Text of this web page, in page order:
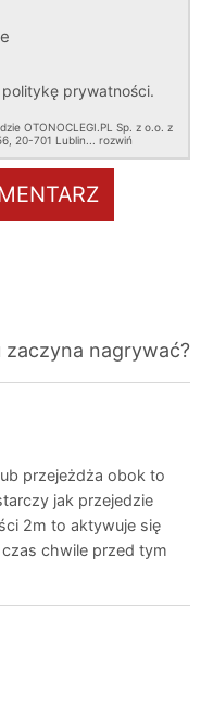
politykę prywatności.
OTONOCLEGI.PL Sp. z o.o. z
20-701 Lublin.
rozwiń
zaczyna nagrywać?
przejeżdża obok to
jak przejedzie
2m to aktywuje się
chwile przed tym